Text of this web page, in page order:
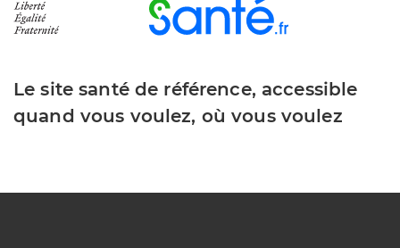
Le site santé de référence, accessible
quand vous voulez, où vous voulez